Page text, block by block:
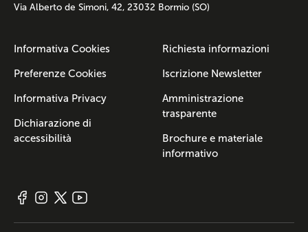
Via Alberto de Simoni, 42, 23032 Bormio (SO)
Informativa Cookies
Preferenze Cookies
Informativa Privacy
Dichiarazione di
accessibilità
Richiesta informazioni
Iscrizione Newsletter
Amministrazione
trasparente
Brochure e materiale
informativo